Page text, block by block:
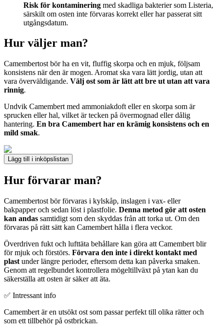
Risk för kontaminering med skadliga bakterier som Listeria,
särskilt om osten inte förvaras korrekt eller har passerat sitt
utgångsdatum.
Hur väljer man?
Camembertost bör ha en vit, fluffig skorpa och en mjuk, följsam
konsistens när den är mogen. Aromat ska vara lätt jordig, utan att
vara överväldigande. Välj ost som är lätt att bre ut utan att vara
rinnig.
Undvik Camembert med ammoniakdoft eller en skorpa som är
sprucken eller hal, vilket är tecken på övermognad eller dålig
hantering. En bra Camembert har en krämig konsistens och en
mild smak.
Lägg till i inköpslistan
Hur förvarar man?
Camembertost bör förvaras i kylskåp, inslagen i vax- eller
bakpapper och sedan löst i plastfolie. Denna metod gör att osten
kan andas samtidigt som den skyddas från att torka ut. Om den
förvaras på rätt sätt kan Camembert hålla i flera veckor.
Överdriven fukt och lufttäta behållare kan göra att Camembert blir
för mjuk och förstörs. Förvara den inte i direkt kontakt med
plast under längre perioder, eftersom detta kan påverka smaken.
Genom att regelbundet kontrollera mögeltillväxt på ytan kan du
säkerställa att osten är säker att äta.
✅ Intressant info
Camembert är en utsökt ost som passar perfekt till olika rätter och
som ett tillbehör på ostbrickan.